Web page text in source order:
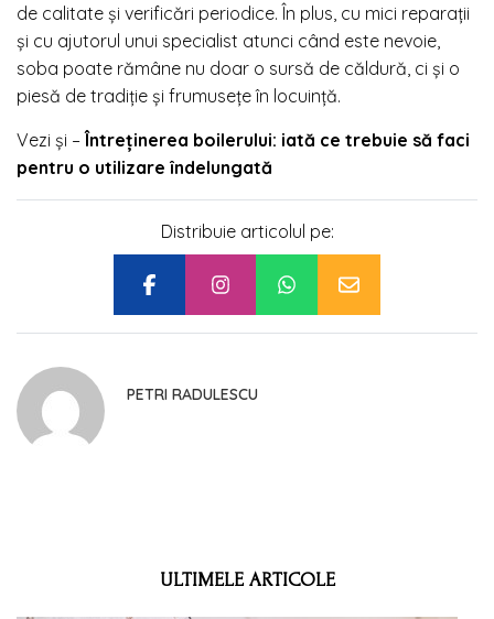
de calitate și verificări periodice. În plus, cu mici reparații
și cu ajutorul unui specialist atunci când este nevoie,
soba poate rămâne nu doar o sursă de căldură, ci și o
piesă de tradiție și frumusețe în locuință.
Vezi și –Întreținerea boilerului: iată ce trebuie să faci
pentru o utilizare îndelungată
Distribuie articolul pe:
PETRI RADULESCU
ULTIMELE ARTICOLE